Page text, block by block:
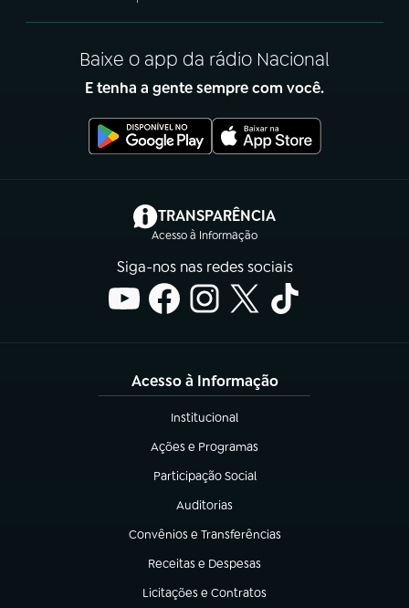
Baixe o app da rádio Nacional
E tenha a gente sempre com você.
TRANSPARÊNCIA
Acesso à Informação
(abre em nova aba)
Siga-nos nas redes sociais
Acesso à Informação
Institucional
(abre em nova aba)
Ações e Programas
(abre em nova aba)
Participação Social
(abre em nova aba)
Auditorias
(abre em nova aba)
Convênios e Transferências
(abre em nova aba)
Receitas e Despesas
(abre em nova aba)
Licitações e Contratos
(abre em nova aba)